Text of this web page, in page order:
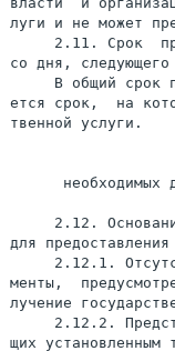
луги и не может
2.11. Срок
со дня, следующего
В общий срок
ется срок,  на
твенной услуги.
необходимых
2.12.
для
2.12.1.
менты,
лучение
2.12.2.
щих установленным